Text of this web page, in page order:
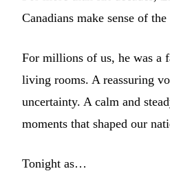
Canadians make sense of
For millions of us, he was a
living rooms. A reassuring
uncertainty. A calm and
moments that shaped our
Tonight as…